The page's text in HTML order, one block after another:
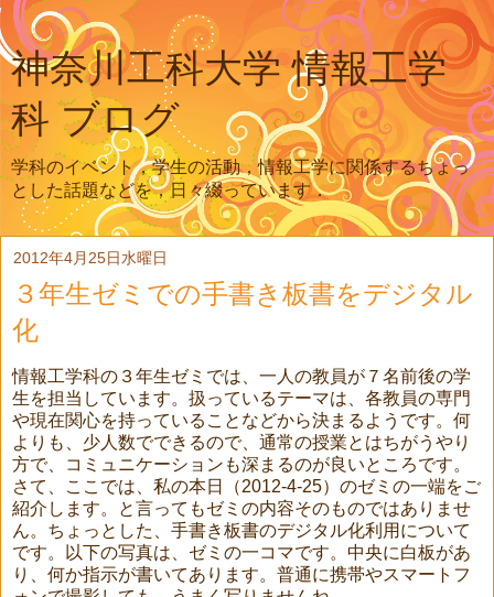
神奈川工科大学 情報工学
科 ブログ
学科のイベント，学生の活動，情報工学に関係するちょっ
とした話題などを，日々綴っています．
2012年4月25日水曜日
３年生ゼミでの手書き板書をデジタル
化
情報工学科の３年生ゼミでは、一人の教員が７名前後の学
生を担当しています。扱っているテーマは、各教員の専門
や現在関心を持っていることなどから決まるようです。何
よりも、少人数でできるので、通常の授業とはちがうやり
方で、コミュニケーションも深まるのが良いところです。
さて、ここでは、私の本日（2012-4-25）のゼミの一端をご
紹介します。と言ってもゼミの内容そのものではありませ
ん。ちょっとした、手書き板書のデジタル化利用について
です。以下の写真は、ゼミの一コマです。中央に白板があ
り、何か指示が書いてあります。普通に携帯やスマートフ